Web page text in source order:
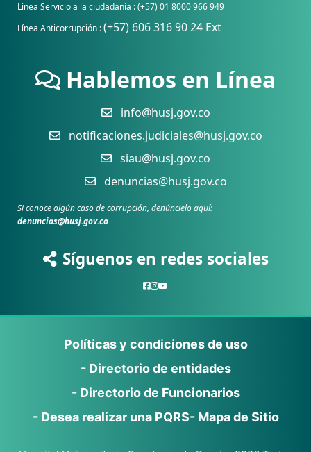
Línea Servicio a la ciudadanía : (+57) 01 8000 966 949
Línea Anticorrupción :(+57) 606 316 90 24 Ext
Hablemos en Línea
info@husj.gov.co
notificaciones.judiciales@husj.gov.co
siau@husj.gov.co
denuncias@husj.gov.co
Si conoce algún caso de corrupción, denúncielo aquí:
denuncias@husj.gov.co
Síguenos en redes sociales
Políticas y condiciones de uso
- Directorio de entidades
- Directorio de Funcionarios
- Desea realizar una PQRS- Mapa de Sitio